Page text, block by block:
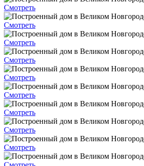
Смотреть
Смотреть
Смотреть
Смотреть
Смотреть
Смотреть
Смотреть
Смотреть
Смотреть